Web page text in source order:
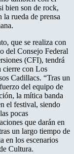
bien son de rock,
la rueda de prensa
que se realiza con
del Consejo Federal
(CFI), tendrá
cierre con Los
Cadillacs. “Tras un
del equipo de
la mítica banda
el festival, siendo
pocas
que darán en
un largo tiempo de
en los escenarios
Cultura.